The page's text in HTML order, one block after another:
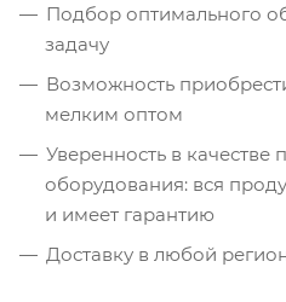
Подбор оптимального
задачу
Возможность
мелким оптом
Уверенность в качестве
оборудования: вся
и имеет гарантию
Доставку в любой